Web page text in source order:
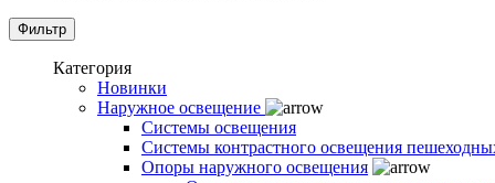
Категория
Новинки
Наружное освещение
Системы освещения
Системы контрастного освещения
Опоры наружного освещения